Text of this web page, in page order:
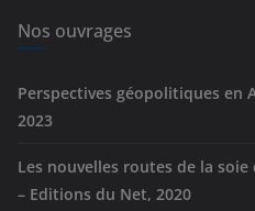
e
s
Nos ouvrages
Perspectives géopolitiques en
2023
Les nouvelles routes de la
– Editions du Net, 2020